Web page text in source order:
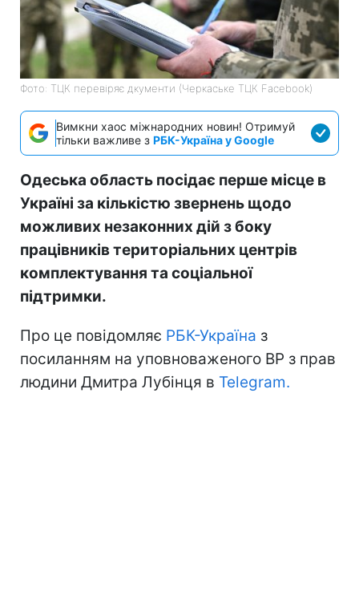
Фото: ТЦК перевіряє дкументи (Черкаське ТЦК Facebook)
Вимкни хаос міжнародних новин! Отримуй
тільки важливе з РБК-Україна у Google
Одеська область посідає перше місце в
Україні за кількістю звернень щодо
можливих незаконних дій з боку
працівників територіальних центрів
комплектування та соціальної
підтримки.
Про це повідомляє РБК-Україна з
посиланням на уповноваженого ВР з прав
людини Дмитра Лубінця в Telegram.